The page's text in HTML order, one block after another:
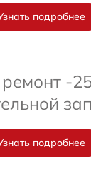
подробнее
-
подробнее